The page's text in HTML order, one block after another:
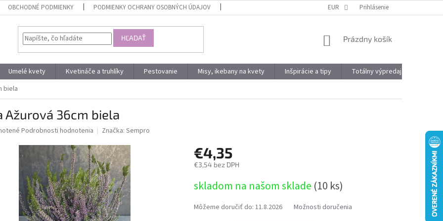
OBCHODNÉ PODMIENKY PODMIENKY OCHRANY OSOBNÝCH ÚDAJOV OBJEMOVÉ ZĽAVY VÝHODY REGISTRÁCIE
EUR Prihlásenie
HĽADAŤ
NÁKUPNÝ
Prázdny košík
Umelé kvety Kvetináče a truhlíky Pestovanie Misy, ikebany na kvety Inšpirácie a tipy Totálny výpredaj
biela
Ažurová 36cm biela
Podrobnosti hodnotenia Značka: Sempro
€4,35
€3,54 bez DPH
cena:
skladom na našom sklade (10 ks)
Môžeme doručiť do: 11.8.2026 Možnosti doručenia